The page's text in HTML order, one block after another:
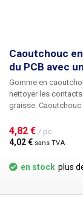
Caoutchouc
du PCB avec
Gomme en
nettoyer les
graisse.
machine à râper
crayon classique.
4,82 € / pc.
4,02 € sans TVA
en stock plus